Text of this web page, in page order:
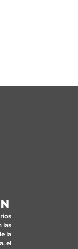
las
la
el